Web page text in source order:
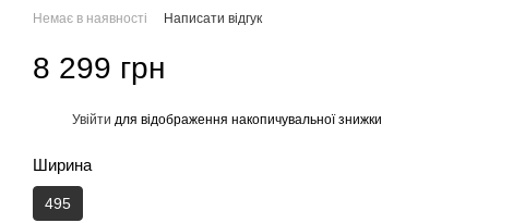
Немає в наявності Написати відгук
8 299 грн
Увійти для відображення накопичувальної знижки
Ширина
495